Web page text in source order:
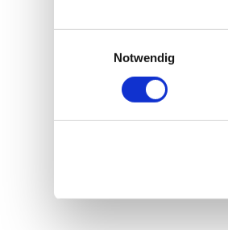
Die Einzelheiten können
die eingesetzten
Indem Sie auf den Button
Notwendig